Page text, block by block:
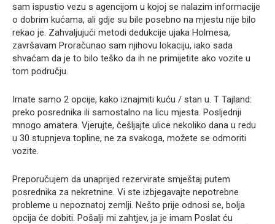
sam ispustio vezu s agencijom u kojoj se nalazim informacije
o dobrim kućama, ali gdje su bile posebno na mjestu nije bilo
rekao je. Zahvaljujući metodi dedukcije ujaka Holmesa,
završavam Proračunao sam njihovu lokaciju, iako sada
shvaćam da je to bilo teško da ih ne primijetite ako vozite u
tom području.
Imate samo 2 opcije, kako iznajmiti kuću / stan u. T Tajland:
preko posrednika ili samostalno na licu mjesta. Posljednji
mnogo amatera. Vjerujte, češljajte ulice nekoliko dana u redu
u 30 stupnjeva topline, ne za svakoga, možete se odmoriti
vozite.
Preporučujem da unaprijed rezervirate smještaj putem
posrednika za nekretnine. Vi ste izbjegavajte nepotrebne
probleme u nepoznatoj zemlji. Nešto prije odnosi se, bolja
opcija će dobiti. Pošalji mi zahtjev, ja je imam Poslat ću